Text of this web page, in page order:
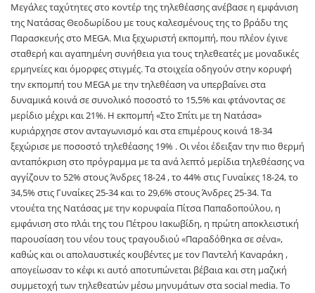
Μεγάλες ταχύτητες στο κοντέρ της τηλεθέασης ανέβασε η εμφάνιση
της Νατάσας Θεοδωρίδου με τους καλεσμένους της το βράδυ της
Παρασκευής στο MEGA. Μια ξεχωριστή εκπομπή, που πλέον έγινε
σταθερή και αγαπημένη συνήθεια για τους τηλεθεατές με μοναδικές
ερμηνείες και όμορφες στιγμές. Τα στοιχεία οδηγούν στην κορυφή
την εκπομπή του MEGA με την τηλεθέαση να υπερβαίνει στα
δυναμικά κοινά σε συνολικό ποσοστό το 15,5% και φτάνοντας σε
μερίδιο μέχρι και 21%. Η εκπομπή «Στο Σπίτι με τη Νατάσα»
κυριάρχησε στον ανταγωνισμό και στα επιμέρους κοινά 18-34
ξεχώρισε με ποσοστό τηλεθέασης 19% . Οι νέοι έδειξαν την πιο θερμή
ανταπόκριση στο πρόγραμμα με τα ανά λεπτό μερίδια τηλεθέασης να
αγγίζουν το 52% στους Άνδρες 18-24 , το 44% στις Γυναίκες 18-24, το
34,5% στις Γυναίκες 25-34 και το 29,6% στους Άνδρες 25-34. Τα
ντουέτα της Νατάσας με την κορυφαία Πίτσα Παπαδοπούλου, η
εμφάνιση στο πλάι της του Πέτρου Ιακωβίδη, η πρώτη αποκλειστική
παρουσίαση του νέου τους τραγουδιού «Παραδόθηκα σε σένα»,
καθώς και οι απολαυστικές κουβέντες με τον Παντελή Καναράκη ,
απογείωσαν το κέφι κι αυτό αποτυπώνεται βέβαια και στη μαζική
συμμετοχή των τηλεθεατών μέσω μηνυμάτων στα social media. To